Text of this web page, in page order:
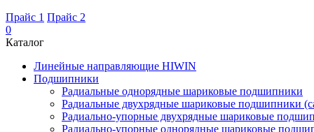
Прайс 1 Прайс 2
0
Каталог
Линейные направляющие HIWIN
Подшипники
Радиальные однорядные шариковые подшипники
Радиальные двухрядные шариковые подшипники
Радиально-упорные двухрядные шариковые
Радиально-упорные однорядные шариковые